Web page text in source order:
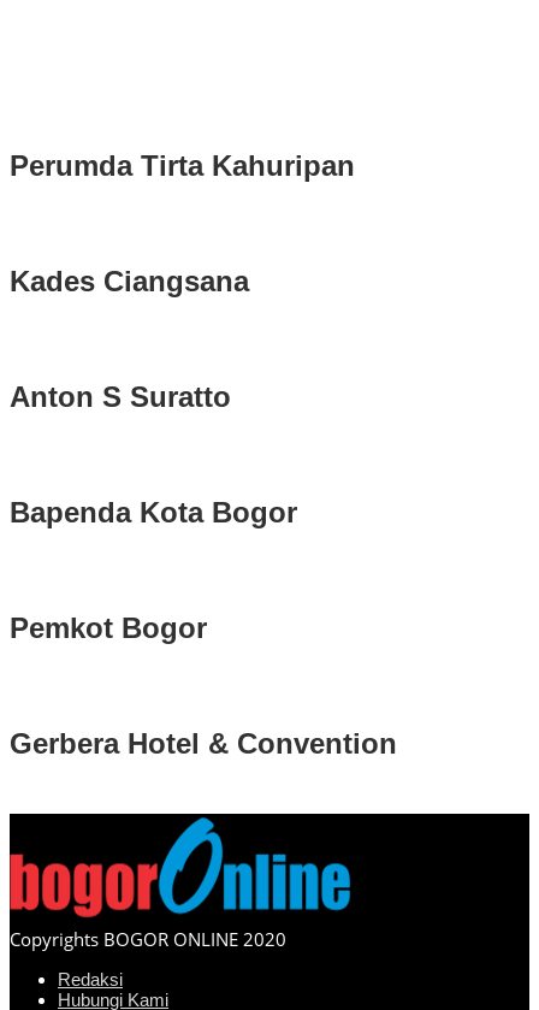
Perumda Tirta Kahuripan
Kades Ciangsana
Anton S Suratto
Bapenda Kota Bogor
Pemkot Bogor
Gerbera Hotel & Convention
Copyrights BOGOR ONLINE 2020
Redaksi
Hubungi Kami